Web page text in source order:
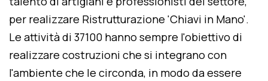
per realizzare Ristrutturazione 'Chiavi in Mano'.
Le attività di 37100 hanno sempre l'obiettivo di
realizzare costruzioni che si integrano con
l'ambiente che le circonda, in modo da essere